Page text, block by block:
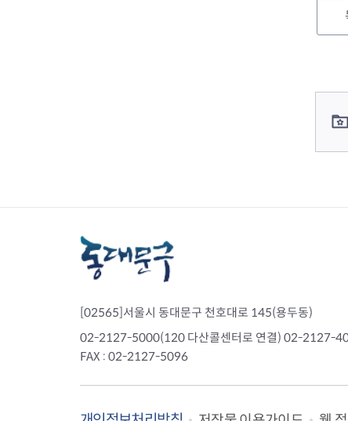
[02565]서울시 동대문구 천호대로 145(용두동)
02-2127-5000(120 다산콜센터로 연결) 02-2127-
FAX : 02-2127-5096